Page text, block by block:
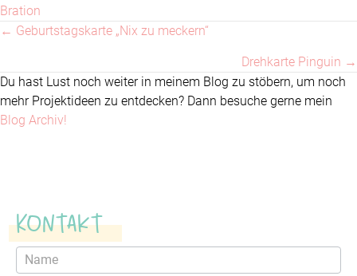
Bration
Posts
navigation
← Geburtstagskarte „Nix zu meckern“
Drehkarte Pinguin →
Du hast Lust noch weiter in meinem Blog zu stöbern, um noch
mehr Projektideen zu entdecken? Dann besuche gerne mein
Blog Archiv!
Kontakt
Kontaktformular